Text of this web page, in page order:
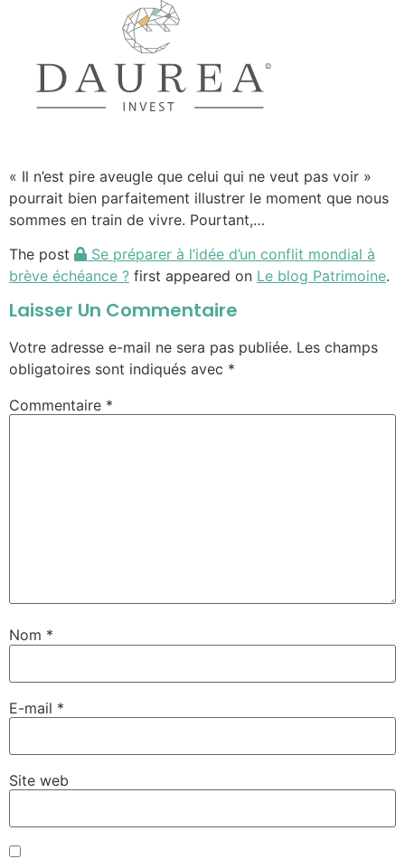
« Il n’est pire aveugle que celui qui ne veut pas voir »
pourrait bien parfaitement illustrer le moment que nous
sommes en train de vivre. Pourtant,…
The post
Se préparer à l’idée d’un conflit mondial à
brève échéance ? first appeared on Le blog Patrimoine.
Laisser Un Commentaire
Votre adresse e-mail ne sera pas publiée. Les champs
obligatoires sont indiqués avec *
Commentaire *
Nom *
E-mail *
Site web